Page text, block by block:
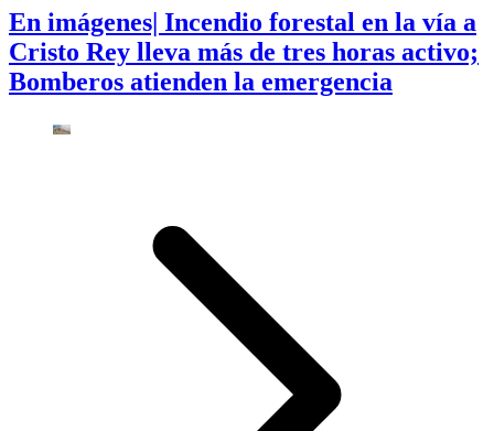
En imágenes| Incendio forestal en la vía a
Cristo Rey lleva más de tres horas activo;
Bomberos atienden la emergencia